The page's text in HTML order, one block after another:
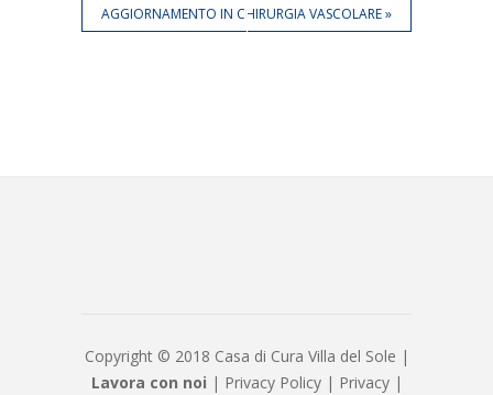
AGGIORNAMENTO IN CHIRURGIA VASCOLARE»
Copyright © 2018 Casa di Cura Villa del Sole |
Lavora con noi | Privacy Policy| Privacy|